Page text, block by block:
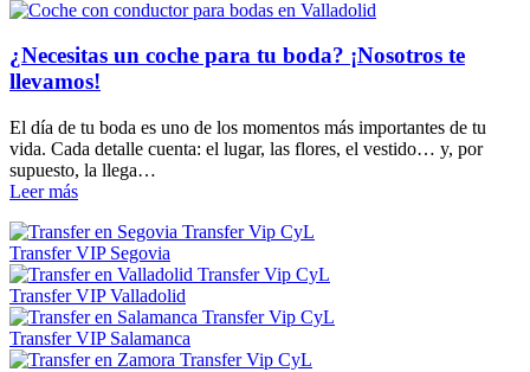
¿Necesitas un coche para tu boda? ¡Nosotros te
llevamos!
El día de tu boda es uno de los momentos más importantes de tu
vida. Cada detalle cuenta: el lugar, las flores, el vestido… y, por
supuesto, la llega…
Leer más
Transfer VIP Segovia
Transfer VIP Valladolid
Transfer VIP Salamanca